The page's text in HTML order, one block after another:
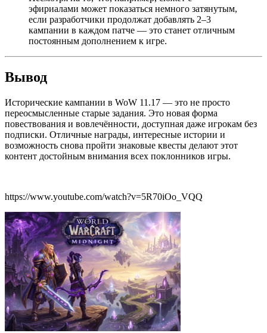
эфириалами может показаться немного затянутым,
если разработчики продолжат добавлять 2–3
кампании в каждом патче — это станет отличным
постоянным дополнением к игре.
Вывод
Исторические кампании в WoW 11.17 — это не просто
переосмысленные старые задания. Это новая форма
повествования и вовлечённости, доступная даже игрокам без
подписки. Отличные награды, интересные истории и
возможность снова пройти знаковые квесты делают этот
контент достойным внимания всех поклонников игры.
https://www.youtube.com/watch?v=5R70iOo_VQQ